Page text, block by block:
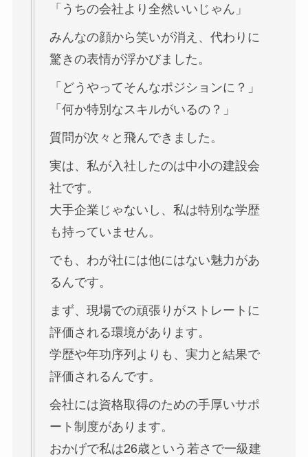
「うちの会社より全然いいじゃん」
みんなの顔から笑いが消え、代わりに
驚きの表情が浮かびました。
「どうやってそんなポジションに？」
「何か特別なスキルがいるの？」
質問が次々と飛んできました。
実は、私が入社したのは中小の建設会
社です。
大手企業じゃないし、私は特別な学歴
も持っていません。
でも、わが社には他にはない魅力があ
るんです。
まず、現場での頑張りがストレートに
評価される環境があります。
学歴や年功序列よりも、実力と結果で
評価されるんです。
会社には資格取得のための手厚いサポ
ート制度があります。
おかげで私は26歳という若さで一級建